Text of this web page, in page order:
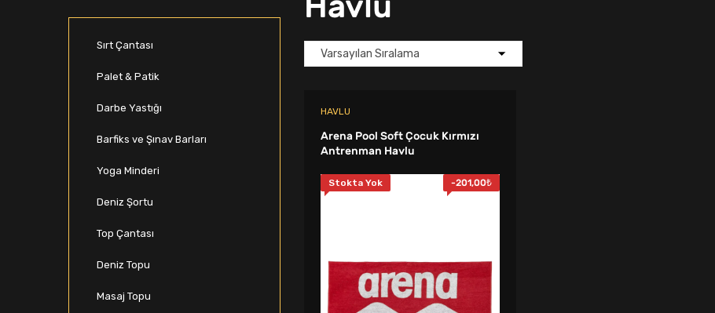
Sırt Çantası
Palet & Patik
Darbe Yastığı
Barfiks ve Şınav Barları
Yoga Minderi
Deniz Şortu
Top Çantası
Deniz Topu
Masaj Topu
HAVLU
Arena Pool Soft Çocuk Kırmızı
Antrenman Havlu
Stokta Yok -201,00₺